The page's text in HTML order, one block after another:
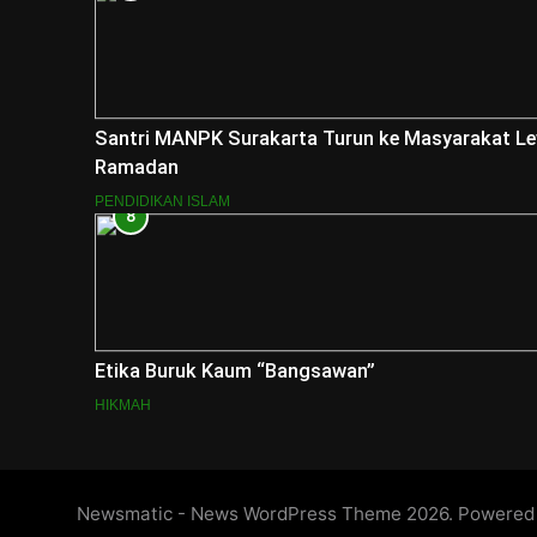
Santri MANPK Surakarta Turun ke Masyarakat
Ramadan
PENDIDIKAN ISLAM
8
Etika Buruk Kaum “Bangsawan”
HIKMAH
Newsmatic - News WordPress Theme 2026.